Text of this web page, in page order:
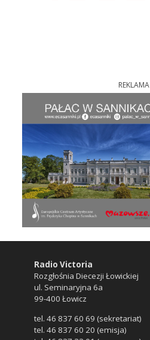
REKLAMA
Radio Victoria
Rozgłośnia Diecezji Łowickiej
ul. Seminaryjna 6a
99-400 Łowicz
tel. 46 837 60 69 (sekretariat)
tel. 46 837 60 20 (emisja)